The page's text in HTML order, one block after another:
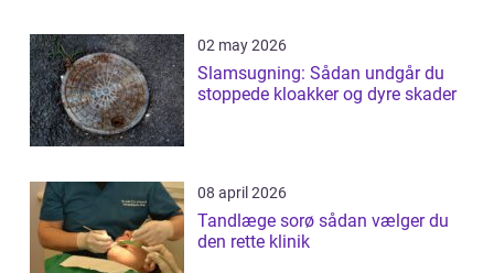
02 may 2026
Slamsugning: Sådan undgår du
stoppede kloakker og dyre skader
08 april 2026
Tandlæge sorø sådan vælger du
den rette klinik